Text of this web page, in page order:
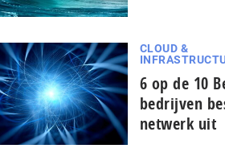
CLOUD &
6 op de 10
bedrijven
netwerk uit